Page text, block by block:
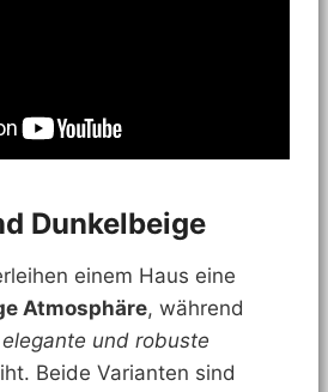
Dunkelbeige
einem Haus eine
Atmosphäre, während
elegante und robuste
Beide Varianten sind